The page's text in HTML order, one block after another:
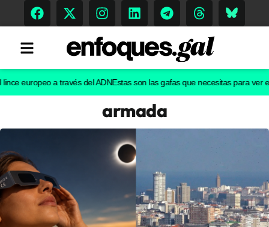
Gastronomía
Escenarios
a través del ADNEstas son las gafas que necesitas para ver el
armada